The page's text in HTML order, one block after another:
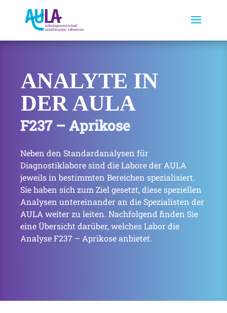
ANALYTE IN
DER AULA
F237 – Aprikose
Neben den Standardanalysen für
Diagnostiklabore sind die Labore der AULA
jeweils in bestimmten Bereichen spezialisiert.
Sie haben sich zum Ziel gesetzt, diese speziellen
Analysen untereinander an die Spezialisten der
AULA weiter zu leiten. Nachfolgend finden Sie
eine Übersicht darüber, welches Labor die
Analyse F237 – Aprikose anbietet.